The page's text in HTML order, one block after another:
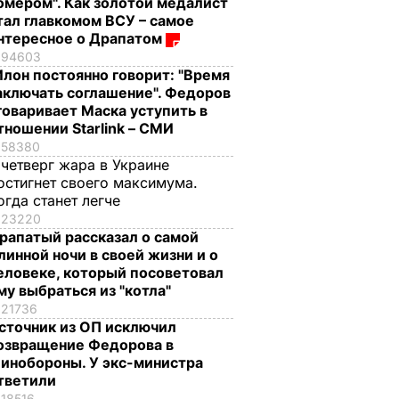
главкомом ВСУ – самое
о Драпатом
94603
постоянно говорит: "Время
соглашение". Федоров
Маска уступить в
Starlink – СМИ
58380
жара в Украине
своего максимума.
станет легче
23220
рассказал о самой
ночи в своей жизни и о
который посоветовал
выбраться из "котла"
21736
из ОП исключил
Федорова в
У экс-министра